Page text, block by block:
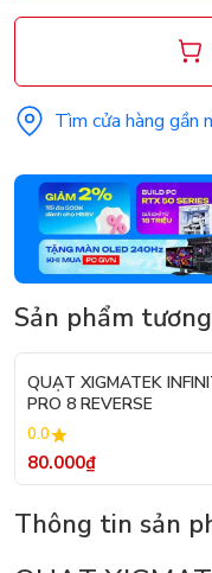
Tìm cửa hàng gần
Sản phẩm
QUẠT XIGMATEK
PRO 8 REVERSE
0.0
80.000₫
Thông tin sản